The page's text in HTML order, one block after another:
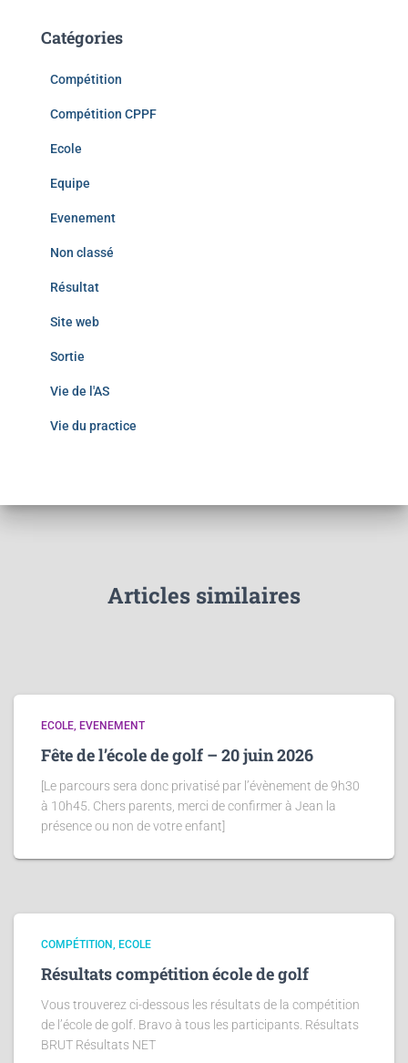
Catégories
Compétition
Compétition CPPF
Ecole
Equipe
Evenement
Non classé
Résultat
Site web
Sortie
Vie de l'AS
Vie du practice
Articles similaires
ECOLE EVENEMENT
Fête de l’école de golf – 20 juin 2026
[Le parcours sera donc privatisé par l’évènement de 9h30
à 10h45. Chers parents, merci de confirmer à Jean la
présence ou non de votre enfant]
COMPÉTITION ECOLE
Résultats compétition école de golf
Vous trouverez ci-dessous les résultats de la compétition
de l’école de golf. Bravo à tous les participants. Résultats
BRUT Résultats NET